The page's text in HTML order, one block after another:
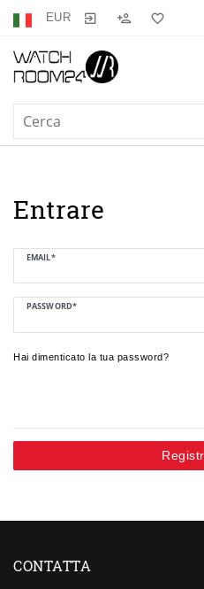
EUR
Entrare
EMAIL*
PASSWORD*
Hai dimenticato la tua password?
CONTATTA